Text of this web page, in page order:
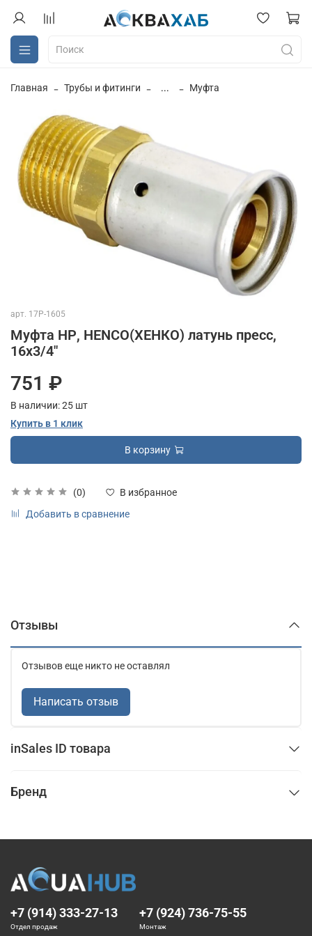
Главная Трубы и фитинги ... Муфта
арт. 17P-1605
Муфта НР, HENCO(ХЕНКО) латунь пресс,
16x3/4"
(0)
В избранное
Добавить в сравнение
751 ₽
В наличии:25 шт
Купить в 1 клик
В корзину
Отзывы
Отзывов еще никто не оставлял
Написать отзыв
inSales ID товара
Бренд
+7 (914) 333-27-13
Отдел продаж
+7 (924) 736-75-55
Монтаж